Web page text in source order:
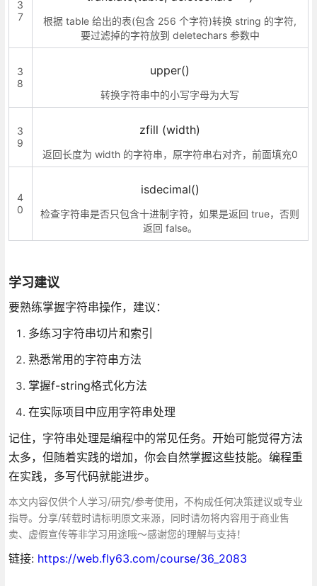
3
7
根据 table 给出的表(包含 256 个字符)转换 string 的字符,
要过滤掉的字符放到 deletechars 参数中
3
8
upper()
转换字符串中的小写字母为大写
3
9
zfill (width)
返回长度为 width 的字符串，原字符串右对齐，前面填充0
4
0
isdecimal()
检查字符串是否只包含十进制字符，如果是返回 true，否则
返回 false。
学习建议
要熟练掌握字符串操作，建议：
多练习字符串切片和索引
熟悉常用的字符串方法
掌握f-string格式化方法
在实际项目中应用字符串处理
记住，字符串处理是编程中的常见任务。开始可能觉得方法
太多，但随着实践的增加，你会自然掌握这些技能。编程重
在实践，多写代码就能进步。
本文内容仅供个人学习/研究/参考使用，不构成任何决策建议或专业
指导。分享/转载时请标明原文来源，同时请勿将内容用于商业售
卖、虚假宣传等非学习用途哦～感谢您的理解与支持！
链接: https://web.fly63.com/course/36_2083